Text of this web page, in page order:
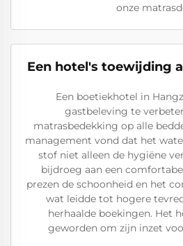
onze
Een hotel's toewijding
Een boetiekhotel in
gastbeleving te
matrasbedekking op alle
management vond dat het
stof niet alleen de hygiëne
bijdroeg aan een
prezen de schoonheid en het
wat leidde tot hogere
herhaalde boekingen. Het
geworden om zijn inzet